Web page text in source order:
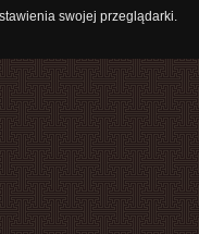
swojej przeglądarki.